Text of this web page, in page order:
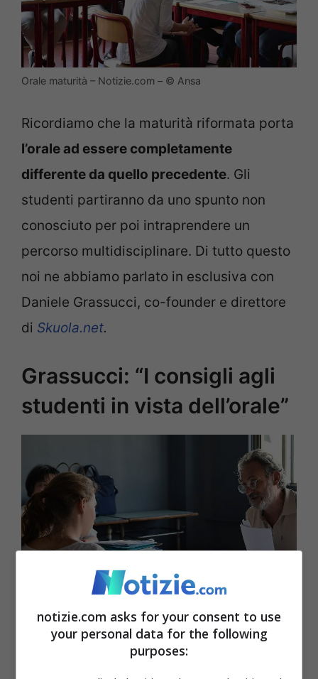
Orale maturità – Notizie.com – © Ansa
Ricordiamo che la maturità riformata porta
l’orale ad essere completamente
differente da quello precedente. Gli
studenti partiranno da uno spunto non
conosciuto per poi intraprendere un
percorso multidisciplinare. Di tutto questo
noi ne abbiamo parlato in esclusiva con
Daniele Grassucci, co-founder e direttore
di Skuola.net.
Grassucci: “I consigli agli
studenti in vista dell’orale”
Glu studenti pronti all’orale – Notizie.com – © Ansa
notizie.com asks for your consent to use
your personal data for the following
purposes: